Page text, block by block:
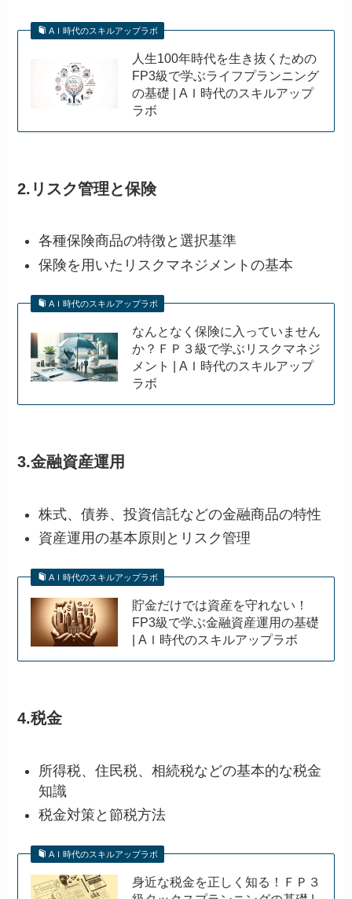
AＩ時代のスキルアップラボ
人生100年時代を生き抜くための
FP3級で学ぶライフプランニング
の基礎 | AＩ時代のスキルアップ
ラボ
2.リスク管理と保険
各種保険商品の特徴と選択基準
保険を用いたリスクマネジメントの基本
AＩ時代のスキルアップラボ
なんとなく保険に入っていません
か？ＦＰ３級で学ぶリスクマネジ
メント | AＩ時代のスキルアップ
ラボ
3.金融資産運用
株式、債券、投資信託などの金融商品の特性
資産運用の基本原則とリスク管理
AＩ時代のスキルアップラボ
貯金だけでは資産を守れない！
FP3級で学ぶ金融資産運用の基礎
| AＩ時代のスキルアップラボ
4.税金
所得税、住民税、相続税などの基本的な税金
知識
税金対策と節税方法
AＩ時代のスキルアップラボ
身近な税金を正しく知る！ＦＰ３